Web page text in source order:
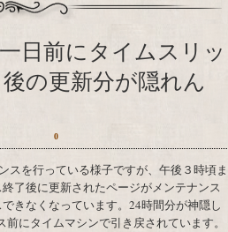
日前にタイムスリッ
の更新分が隠れん
0
了後に更新されたページがメンテナンス
きなくなっています。24時間分が神隠し
にタイムマシンで引き戻されています。